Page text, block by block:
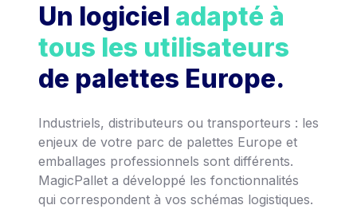
Un logiciel adapté à
tous les utilisateurs
de palettes Europe.
Industriels, distributeurs ou transporteurs : les
enjeux de votre parc de palettes Europe et
emballages professionnels sont différents.
MagicPallet a développé les fonctionnalités
qui correspondent à vos schémas logistiques.